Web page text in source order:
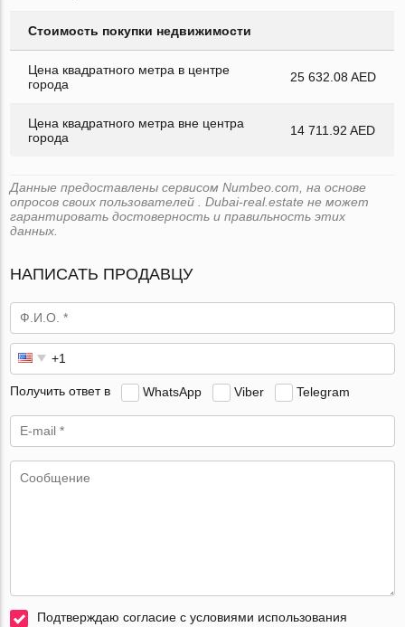
Стоимость покупки недвижимости
Цена квадратного метра в центре
города
25 632.08 AED
Цена квадратного метра вне центра
города
14 711.92 AED
Данные предоставлены сервисом Numbeo.com, на основе
опросов своих пользователей . Dubai-real.estate не может
гарантировать достоверность и правильность этих
данных.
НАПИСАТЬ ПРОДАВЦУ
Получить ответ в WhatsApp Viber Telegram
Подтверждаю согласие с условиями использования